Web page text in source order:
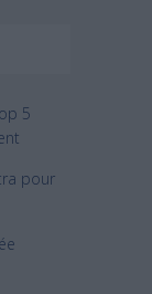
5
pour